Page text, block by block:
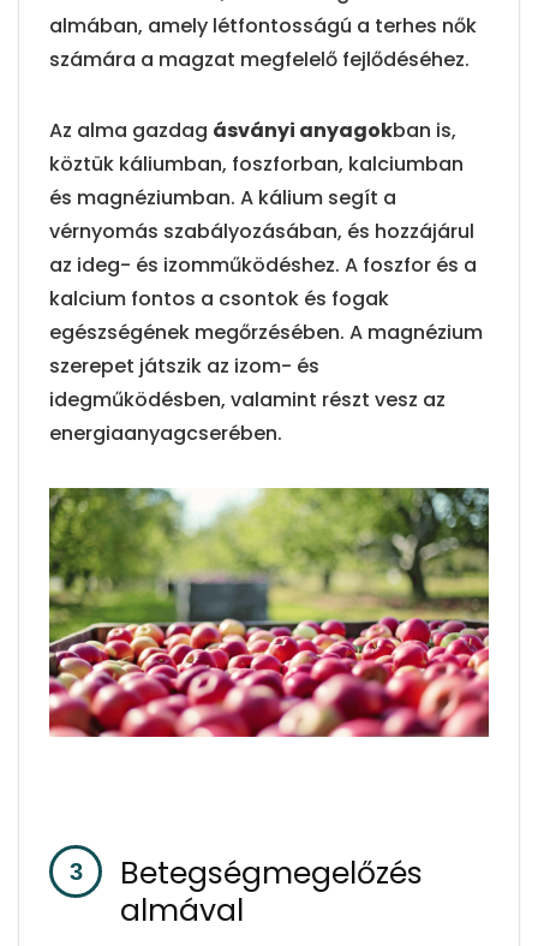
almában, amely létfontosságú a terhes nők
számára a magzat megfelelő fejlődéséhez.
Az alma gazdag ásványi anyagokban is,
köztük káliumban, foszforban, kalciumban
és magnéziumban. A kálium segít a
vérnyomás szabályozásában, és hozzájárul
az ideg- és izomműködéshez. A foszfor és a
kalcium fontos a csontok és fogak
egészségének megőrzésében. A magnézium
szerepet játszik az izom- és
idegműködésben, valamint részt vesz az
energiaanyagcserében.
Betegségmegelőzés
almával